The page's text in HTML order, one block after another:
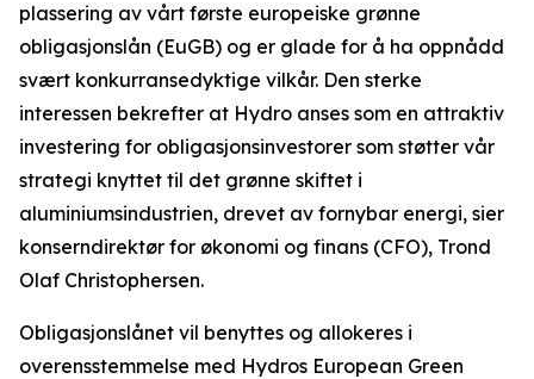
plassering av vårt første europeiske grønne
obligasjonslån (EuGB) og er glade for å ha oppnådd
svært konkurransedyktige vilkår. Den sterke
interessen bekrefter at Hydro anses som en attraktiv
investering for obligasjonsinvestorer som støtter vår
strategi knyttet til det grønne skiftet i
aluminiumsindustrien, drevet av fornybar energi, sier
konserndirektør for økonomi og finans (CFO), Trond
Olaf Christophersen.
Obligasjonslånet vil benyttes og allokeres i
overensstemmelse med Hydros European Green